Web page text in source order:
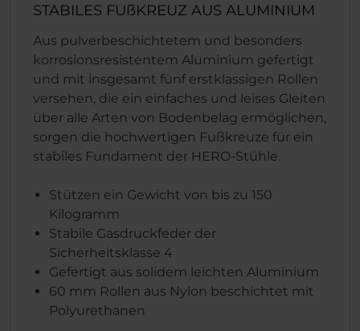
STABILES FUßKREUZ AUS ALUMINIUM
Aus pulverbeschichtetem und besonders
korrosionsresistentem Aluminium gefertigt
und mit insgesamt fünf erstklassigen Rollen
versehen, die ein einfaches und leises Gleiten
über alle Arten von Bodenbelag ermöglichen,
sorgen die hochwertigen Fußkreuze für ein
stabiles Fundament der HERO-Stühle.
Stützen ein Gewicht von bis zu 150
Kilogramm
Stabile Gasdruckfeder der
Sicherheitsklasse 4
Gefertigt aus solidem leichten Aluminium
60 mm Rollen aus Nylon beschichtet mit
Polyurethanen